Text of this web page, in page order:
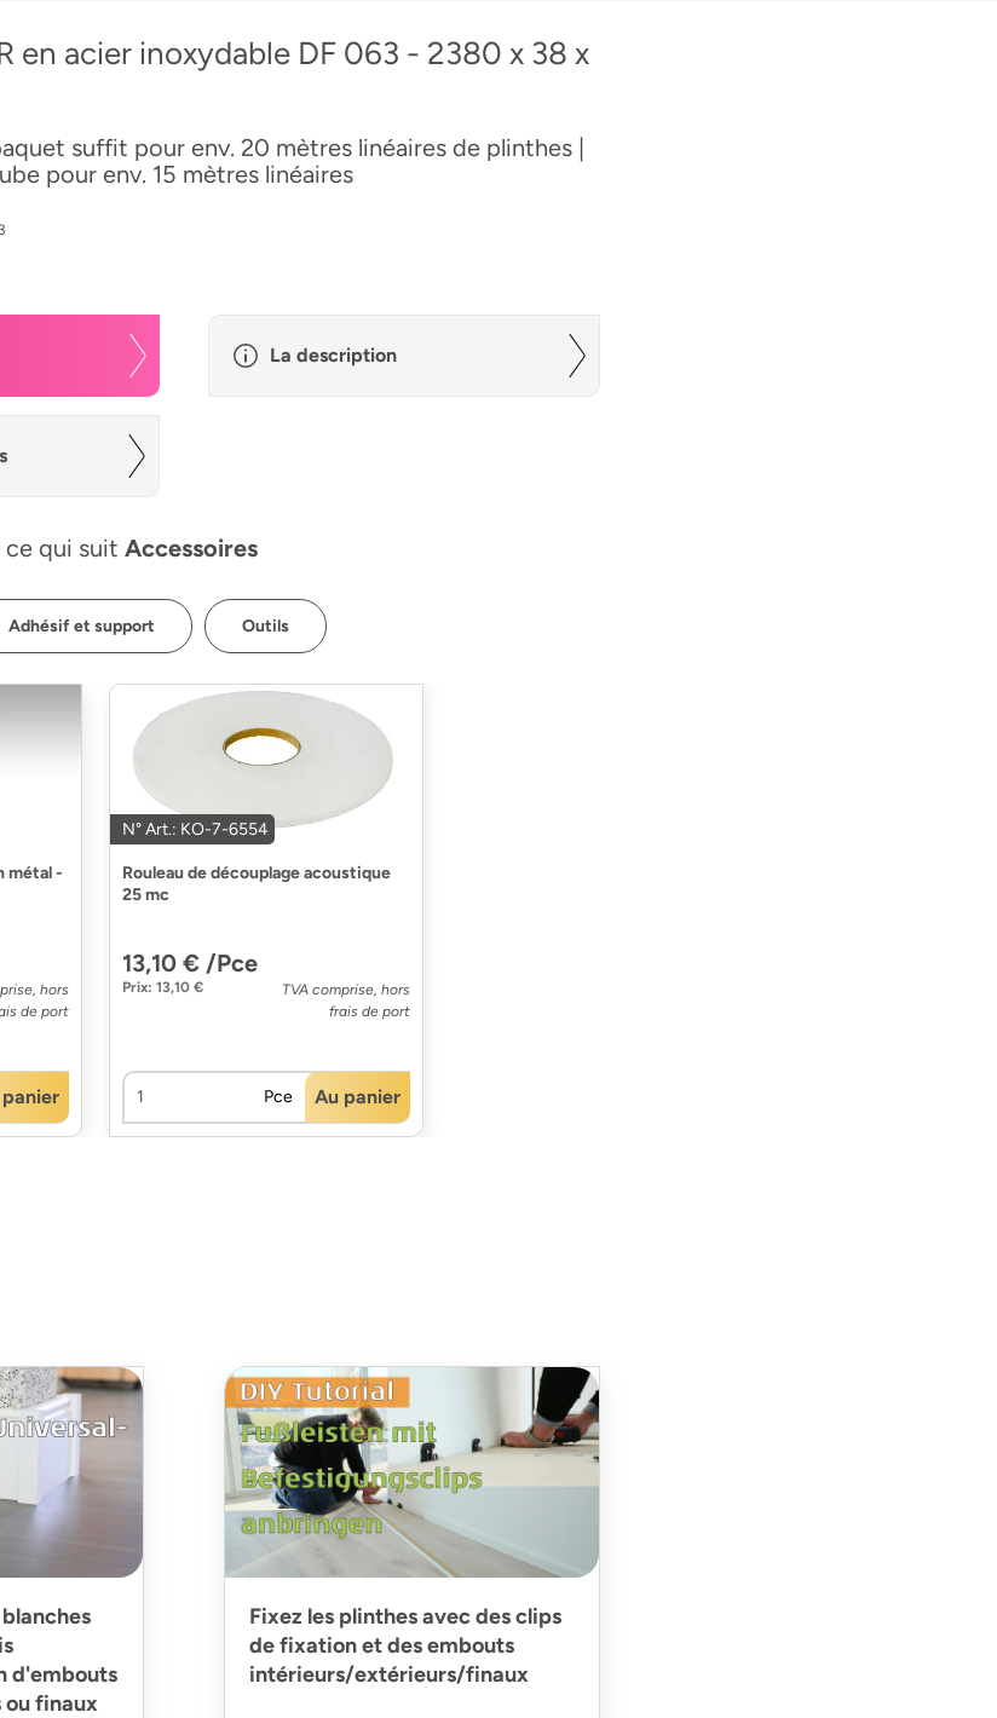
en acier inoxydable DF 063 - 2380 x 38 x
suffit pour env. 20 mètres linéaires de plinthes |
pour env. 15 mètres linéaires
La description
ce qui suit Accessoires
Adhésif et support Outils
métal -
hors
de port
N° Art.: KO-7-6554
Rouleau de découplage acoustique
25 mc
13,10 € /Pce
Prix: 13,10 €
TVA comprise, hors
frais de port
Pce Au panier
d'embouts
finaux
Fixez les plinthes avec des clips
de fixation et des embouts
intérieurs/extérieurs/finaux